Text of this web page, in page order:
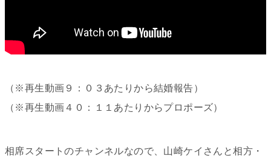
（※再生動画９：０３あたりから結婚報告）
（※再生動画４０：１１あたりからプロポーズ）
相席スタートのチャンネルなので、山崎ケイさんと相方・